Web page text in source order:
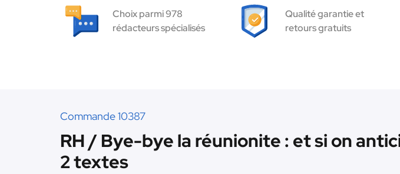
Choix parmi 978
rédacteurs spécialisés
Qualité garantie et
retours gratuits
Commande 10387
RH / Bye-bye la réunionite : et si on
2 textes